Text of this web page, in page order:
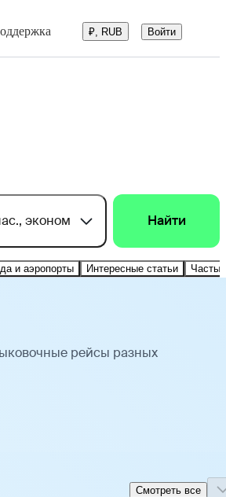
₽, RUB Войти
эконом Найти
и аэропорты Интересные статьи
рейсы разных
Смотреть все